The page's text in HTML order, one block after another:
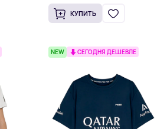
КУПИТЬ
NEW СЕГОДНЯ ДЕШЕВЛЕ